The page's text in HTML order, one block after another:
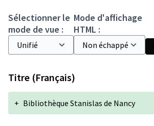
Sélectionner le
mode de vue :
Mode d'affichage
HTML :
Titre (Français)
+ Bibliothèque Stanislas de Nancy